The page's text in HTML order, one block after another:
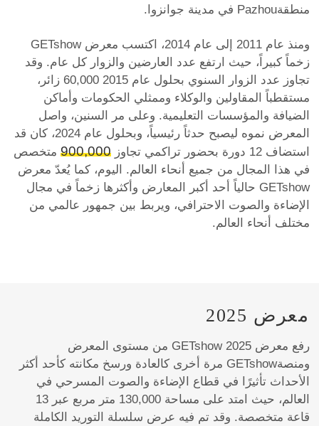
منطقةPazhou في مدينة جوانزوا.
ومنذ عام 2011 إلى عام 2014، اكتسب معرض GETshow
زخماً كبيراً، حيث ارتفع عدد العارضين والزوار كل عام. وقد
تجاوز عدد الزوار السنوي بحلول عام 2015 60,000 زائر،
مستقطباً المقاولين والوكلاء وممثلي الحكومات وأماكن
الضيافة والمؤسسات التعليمية. وعلى مر السنين، واصل
المعرض نموه ليصبح حدثاً رئيسياً، وبحلول عام 2024، كان قد
استضاف 12 دورة بحضور تراكمي تجاوز
900,000 متخصص
في هذا المجال من جميع أنحاء العالم. اليوم، كما يُعدّ معرض
GETshow حالياً أحد أكبر المعارض وأكثرها زخماً في مجال
الإضاءة والصوت الاحترافي، ويربط بين جمهور عالمي من
مختلف أنحاء العالم.
معرض 2025
رفع معرض GETshow 2025 من مستوى المعرض
ومنصةGETshow مرة أخرى كالعادة ورسخ مكانته كأحد أكثر
الأحداث تأثيرًا في قطاع الإضاءة والصوت المسرحي في
العالم، حيث امتد على مساحة 130,000 متر مربع عبر 13
قاعة متخصصة. وقد تم فيه عرض سلسلة التوريد الكاملة